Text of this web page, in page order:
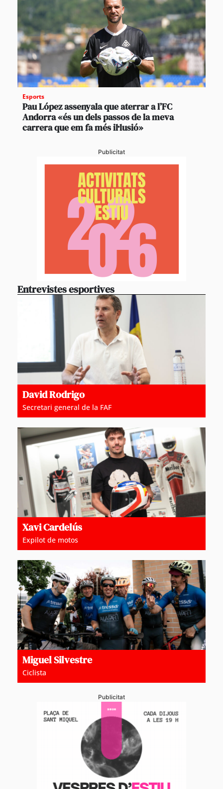
Esports
Pau López assenyala que aterrar a l’FC
Andorra «és un dels passos de la meva
carrera que em fa més il·lusió»
Publicitat
Entrevistes esportives
David Rodrigo
Secretari general de la FAF
Xavi Cardelús
Expilot de motos
Miguel Silvestre
Ciclista
Publicitat